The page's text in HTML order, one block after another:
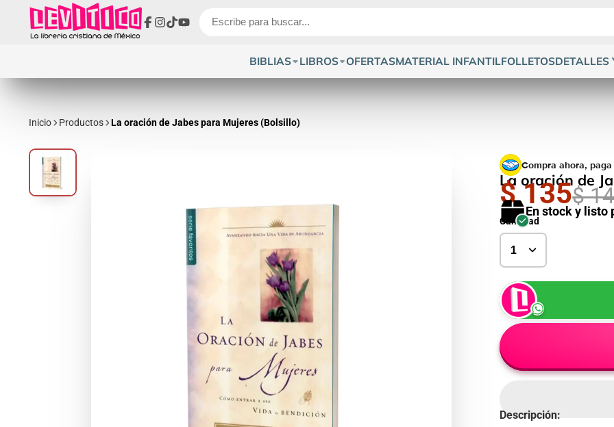
BIBLIAS LIBROS OFERTASMATERIAL INFANTILFOLLETOSDETALLES
Inicio Productos La oración de Jabes para Mujeres (Bolsillo)
Compra ahora,
La oración de
$ 135$
En stock y listo
Cantidad
Descripción: